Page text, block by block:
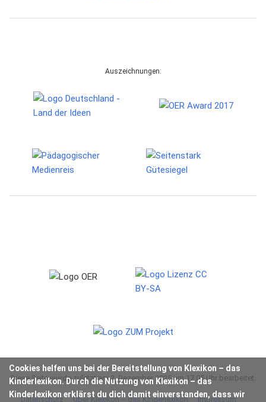
Cookies helfen uns bei der Bereitstellung von Klexikon – das
Kinderlexikon. Durch die Nutzung von Klexikon – das
Kinderlexikon erklärst du dich damit einverstanden, dass wir
Auszeichnungen:
Diese Seite wurde zuletzt am 2. Dezember 2025 um 17:05 Uhr bearbeitet.
Datenschutz Über Klexikon – das Kinderlexikon Impressum